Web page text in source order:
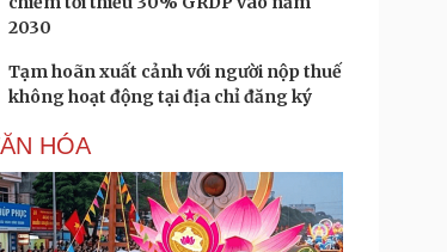
2030
Tạm hoãn xuất cảnh với người nộp thuế
không hoạt động tại địa chỉ đăng ký
HÓA